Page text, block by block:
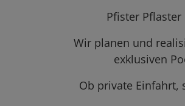
Pfister
Wir planen und
exklusiven
Ob private Einfahrt,